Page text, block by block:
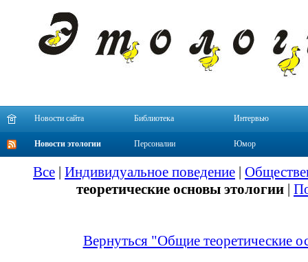
Новости сайта Библиотека Интервью
Новости этологии Персоналии Юмор
Все | Индивидуальное поведение |
теоретические основы этологии |
Вернуться "Общие теоретические